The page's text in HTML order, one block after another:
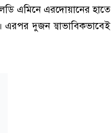
এমিনে এরদোয়ানের হাতে
এরপর দুজন স্বাভাবিকভাবেই